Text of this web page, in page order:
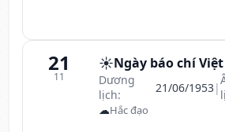
21
11
☀️Ngày báo chí
Dương
lịch:
21/06/1953|
☁Hắc đạo